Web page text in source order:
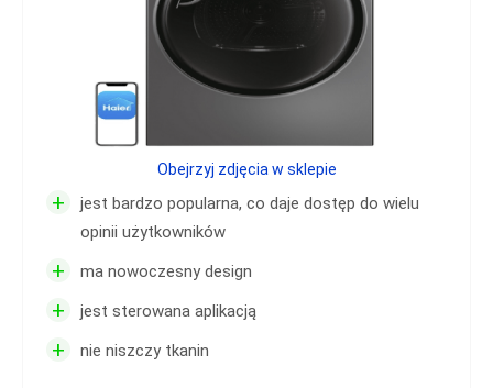
+
jest bardzo popularna, co daje dostęp do wielu
opinii użytkowników
+ ma nowoczesny design
+ jest sterowana aplikacją
+ nie niszczy tkanin
Obejrzyj zdjęcia w sklepie